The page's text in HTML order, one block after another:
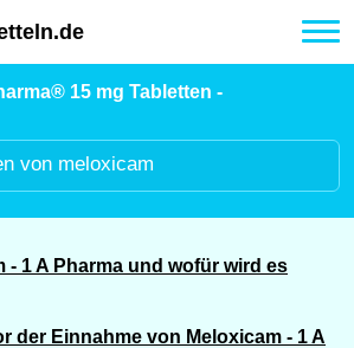
15 mg Tabletten -
von meloxicam
- 1 A Pharma und wofür wird es
der Einnahme von Meloxicam - 1 A